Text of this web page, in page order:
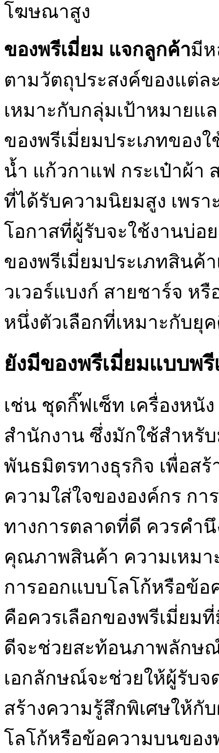
โฆษณาสูง
ของพรีเมี่ยม แจกลูกค้ามีห
ตามวัตถุประสงค์ของแต่ล
เหมาะกับกลุ่มเป้าหมายแ
ของพรีเมี่ยมประเภทของ
น้ำ แก้วกาแฟ กระเป๋าผ้า
ที่ได้รับความนิยมสูง เพร
โอกาสที่ผู้รับจะใช้งานบ่อ
ของพรีเมี่ยมประเภทสินค้
วเวอร์แบงก์ สายชาร์จ ห
หนึ่งตัวเลือกที่เหมาะกับยุ
ยังมีของพรีเมี่ยมแบบพ
เช่น ชุดกิ๊ฟเซ็ท เครื่องหนั
สำนักงาน ซึ่งมักใช้สำหรั
พันธมิตรทางธุรกิจ เพื่อส
ความใส่ใจขององค์กร กา
ทางการตลาดที่ดี ควรคำ
คุณภาพสินค้า ความเหมา
การออกแบบโลโก้หรือข้
คือควรเลือกของพรีเมี่ย
ดีจะช่วยสะท้อนภาพลักษ
เอกลักษณ์จะช่วยให้ผู้รับ
สร้างความรู้สึกพิเศษให้กั
โลโก้หรือข้อความบนขอ